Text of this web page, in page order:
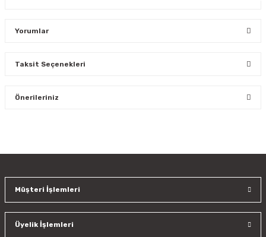
Yorumlar
Taksit Seçenekleri
Önerileriniz
Ürün resmi kalitesiz, bozuk veya görüntülenemiyor.
Ürün bilgilerinde hatalar bulunuyor.
Müşteri İşlemleri
Üyelik İşlemleri